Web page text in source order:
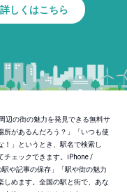
しくはこちら
辺の街の魅力を発見できる無料サ
所があるんだろう？」「いつも使
！」というとき、駅名で検索し
チェックできます。iPhone /
や記事の保存」「駅や街の魅力
しめます。全国の駅と街で、あな